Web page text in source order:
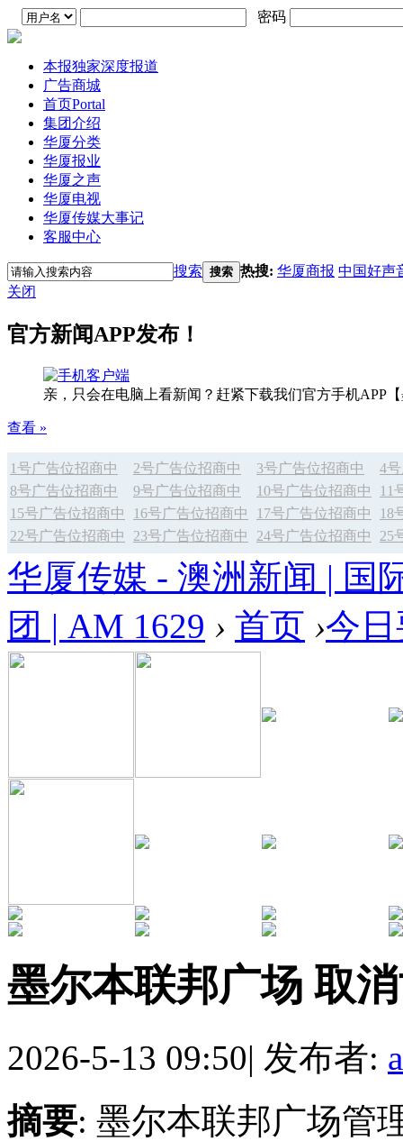
密码
本报独家深度报道
广告商城
首页Portal
集团介绍
华厦分类
华厦报业
华厦之声
华厦电视
华厦传媒大事记
客服中心
搜索 搜索 热搜: 华厦商报 中国好声
关闭
官方新闻APP发布！
亲，只会在电脑上看新闻？赶紧下载我们官方手机APP
查看 »
1号广告位招商中 2号广告位招商中 3号广告位招商中
4
8号广告位招商中
9号广告位招商中 10号广告位招商中
11
15号广告位招商中
16号广告位招商中 17号广告位招商中
18
22号广告位招商中
23号广告位招商中 24号广告位招商中 25
华厦传媒 - 澳洲新闻 | 国
团 | AM 1629 › 首页 ›今
墨尔本联邦广场 取
2026-5-13 09:50| 发布者:
摘要: 墨尔本联邦广场管